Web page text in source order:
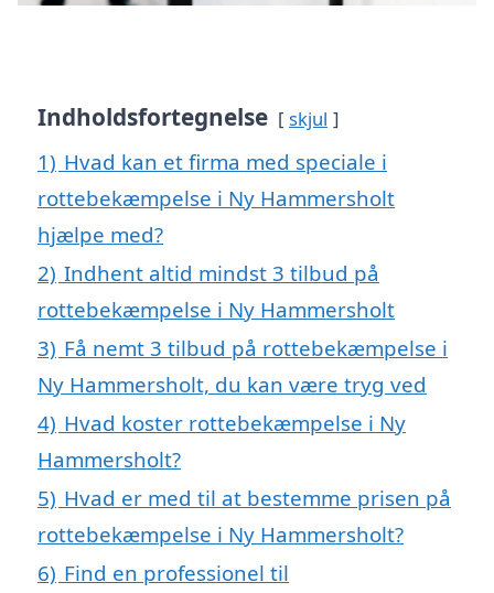
Indholdsfortegnelse skjul
1) Hvad kan et firma med speciale i
rottebekæmpelse i Ny Hammersholt
hjælpe med?
2) Indhent altid mindst 3 tilbud på
rottebekæmpelse i Ny Hammersholt
3) Få nemt 3 tilbud på rottebekæmpelse i
Ny Hammersholt, du kan være tryg ved
4) Hvad koster rottebekæmpelse i Ny
Hammersholt?
5) Hvad er med til at bestemme prisen på
rottebekæmpelse i Ny Hammersholt?
6) Find en professionel til